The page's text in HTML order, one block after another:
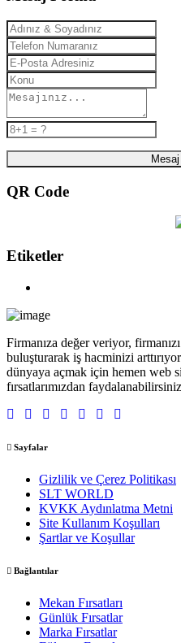
QR Code
Etiketler
Firmanıza değer veriyor,
buluşturarak iş hacminizi
dünyaya açmak için hemen web
fırsatlarımızdan
Sayfalar
Gizlilik ve Çerez Politikası
SLT WORLD
KVKK Aydınlatma Metni
Site Kullanım Koşulları
Şartlar ve Koşullar
Bağlantılar
Mekan Fırsatları
Günlük Fırsatlar
Marka Fırsatlar